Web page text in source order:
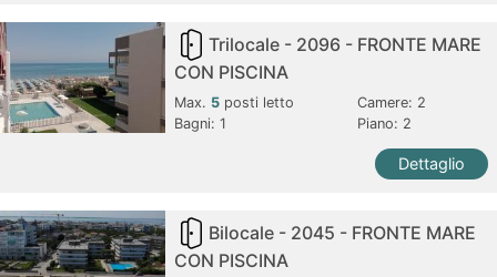
Trilocale - 2096 - FRONTE MARE
CON PISCINA
Max. 5 posti letto Camere: 2
Bagni:1 Piano: 2
Dettaglio
Bilocale - 2045 - FRONTE MARE
CON PISCINA